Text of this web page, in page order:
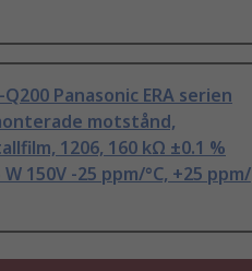
Q200 Panasonic ERA serien
motstånd,
1206, 160 kΩ ±0.1 %
W 150V -25 ppm/°C, +25 ppm/